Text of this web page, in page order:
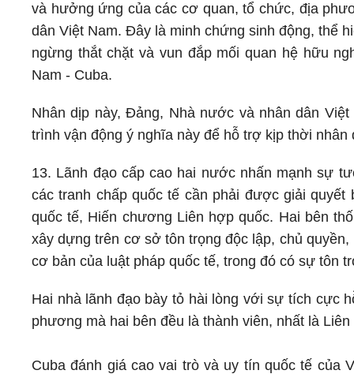
và hưởng ứng của các cơ quan, tổ chức, địa
dân Việt Nam. Đây là minh chứng sinh động, thể
ngừng thắt chặt và vun đắp mối quan hệ hữu
Nam - Cuba.
Nhân dịp này, Đảng, Nhà nước và nhân dân
trình vận động ý nghĩa này để hỗ trợ kịp thời nhân
13. Lãnh đạo cấp cao hai nước nhấn mạnh sự
các tranh chấp quốc tế cần phải được giải
quốc tế, Hiến chương Liên hợp quốc. Hai bên
xây dựng trên cơ sở tôn trọng độc lập, chủ
cơ bản của luật pháp quốc tế, trong đó có sự tôn
Hai nhà lãnh đạo bày tỏ hài lòng với sự tích cực
phương mà hai bên đều là thành viên, nhất là
Cuba đánh giá cao vai trò và uy tín quốc tế của